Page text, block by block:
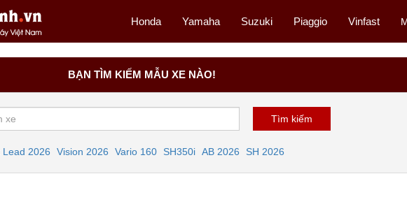
Honda Yamaha Suzuki Piaggio Vinfast
BẠN TÌM KIẾM MẪU XE NÀO!
Lead 2026 Vision 2026 Vario 160 SH350i AB 2026 SH 2026